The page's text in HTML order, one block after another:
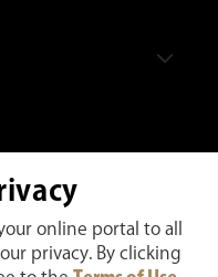
online portal to all
privacy. By clicking
ヨーク